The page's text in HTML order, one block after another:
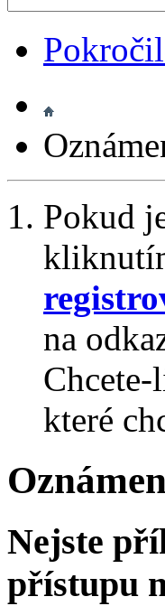
Pokud
na
které
Nejste
přístupu